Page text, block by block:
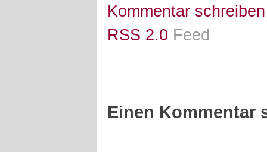
Kommentar schreiben
RSS 2.0 Feed
Einen Kommentar